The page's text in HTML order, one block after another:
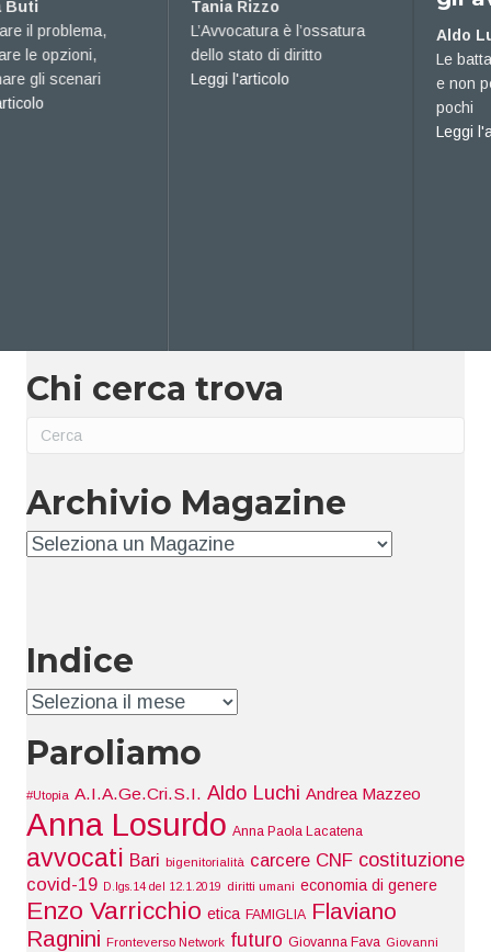
L’Avvocatura è l’ossatura
dello stato di diritto
Leggi l'articolo
about Trasformazione etica
Aldo Luchi
Le battaglie per i diritti di tutti
e non per il privilegio di
about Per
Chi cerca trova
Archivio Magazine
Archivio
Indice
Indice
Paroliamo
#Utopia A.I.A.Ge.Cri.S.I. Aldo Luchi Andrea Mazzeo
Anna Losurdo Anna Paola Lacatena
avvocati Bari bigenitorialità carcere CNF costituzione
covid-19 D.lgs.14 del 12.1.2019 diritti umani economia di genere
Enzo Varricchio etica FAMIGLIA Flaviano
Ragnini Fronteverso Network futuro Giovanna Fava Giovanni